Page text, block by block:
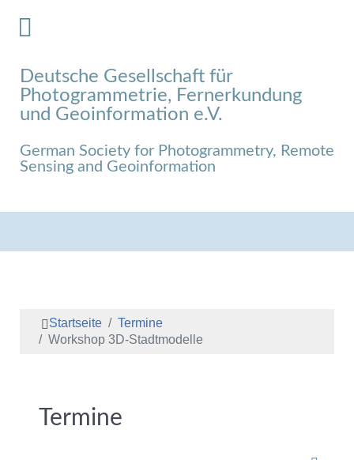
Deutsche Gesellschaft für
Photogrammetrie, Fernerkundung
und Geoinformation e.V.
German Society for Photogrammetry, Remote
Sensing and Geoinformation
Startseite
Termine
Workshop 3D-Stadtmodelle
Termine